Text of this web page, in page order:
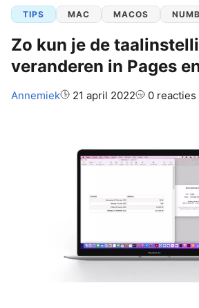
TIPS MAC MACOS
Zo kun je de
veranderen in Pages
Auteur:
Annemiek 21 april 2022 0 reacties